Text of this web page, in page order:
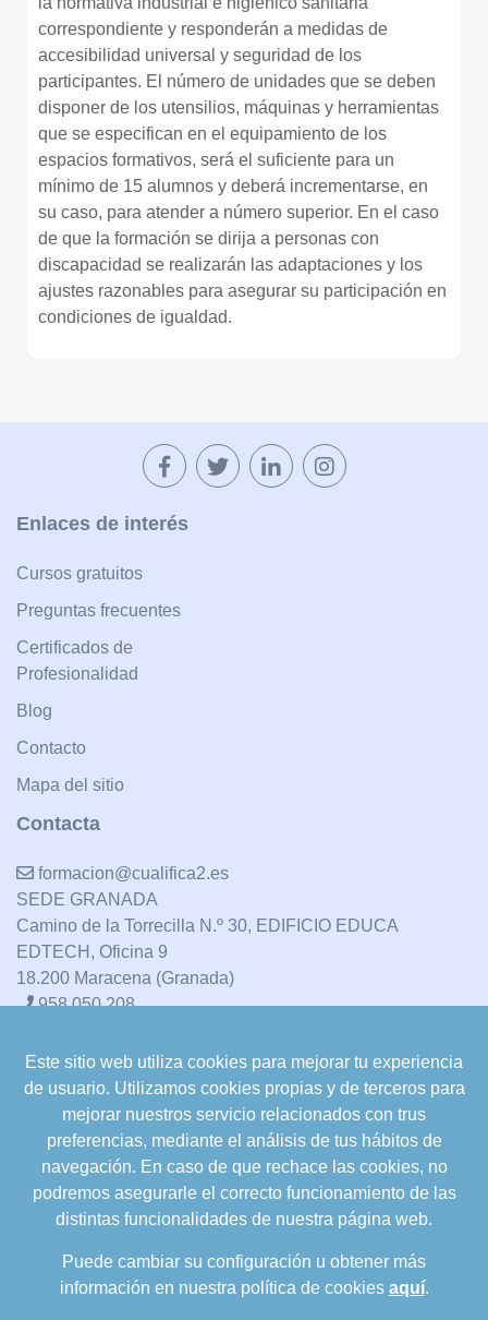
correspondiente y responderán a medidas de
accesibilidad universal y seguridad de los
participantes. El número de unidades que se deben
disponer de los utensilios, máquinas y herramientas
que se especifican en el equipamiento de los
espacios formativos, será el suficiente para un
mínimo de 15 alumnos y deberá incrementarse, en
su caso, para atender a número superior. En el caso
de que la formación se dirija a personas con
discapacidad se realizarán las adaptaciones y los
ajustes razonables para asegurar su participación en
condiciones de igualdad.
Enlaces de interés
Cursos gratuitos
Preguntas frecuentes
Certificados de
Profesionalidad
Blog
Contacto
Mapa del sitio
Contacta
formacion@cualifica2.es
SEDE GRANADA
Camino de la Torrecilla N.º 30, EDIFICIO EDUCA
EDTECH, Oficina 9
18.200 Maracena (Granada)
958 050 208
formacion@cualifica2.es
SEDE POZO ALCÓN
Pol. Ind. "La Asomadilla",
Nave 5-6 y anexos
23485 Pozo Alcón (Jaén)
958 050 208
958 991 970
Este sitio web utiliza cookies para mejorar tu experiencia
de usuario. Utilizamos cookies propias y de terceros para
mejorar nuestros servicio relacionados con trus
preferencias, mediante el análisis de tus hábitos de
navegación. En caso de que rechace las cookies, no
podremos asegurarle el correcto funcionamiento de las
distintas funcionalidades de nuestra página web.
Puede cambiar su configuración u obtener más
información en nuestra política de cookies aquí.